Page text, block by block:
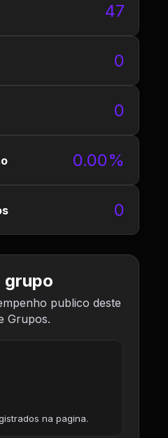
47
0
0
0.00%
0
grupo
publico deste
Grupos.
na pagina.